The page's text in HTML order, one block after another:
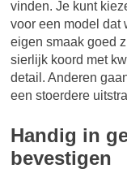
vinden. Je kunt
voor een model dat
eigen smaak goed
sierlijk koord met
detail. Anderen
een stoerdere
Handig in
bevestigen